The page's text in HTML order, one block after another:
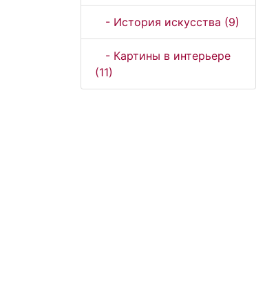
- История искусства (9)
- Картины в интерьере
(11)